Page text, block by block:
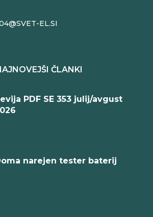
EL.SI
ČLANKI
PDF SE 353 julij/avgust
narejen tester baterij